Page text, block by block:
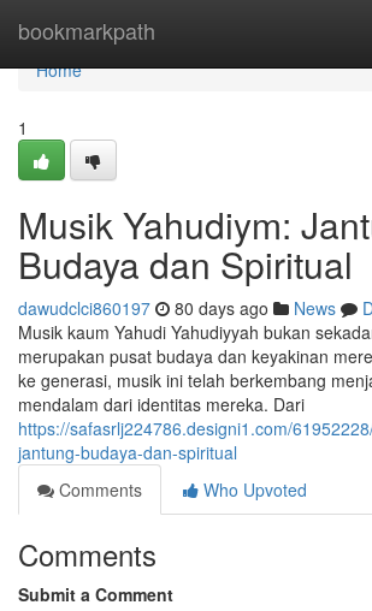
bookmarkpath
Home
Home
1
Musik Yahudiym:
Budaya dan Spiritual
dawudclci860197 80 days ago News
Musik kaum Yahudi Yahudiyyah bukan
merupakan pusat budaya dan keyakinan
ke generasi, musik ini telah berkembang
mendalam dari identitas mereka. Dari
https://safasrlj224786.designi1.com/
jantung-budaya-dan-spiritual
Comments
Who Upvoted
Comments
Submit a Comment